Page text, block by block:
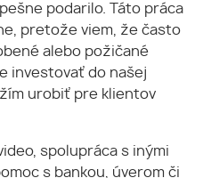
podarilo. Táto práca
pretože viem, že často
alebo požičané
investovať do našej
urobiť pre klientov
spolupráca s inými
s bankou, úverom či